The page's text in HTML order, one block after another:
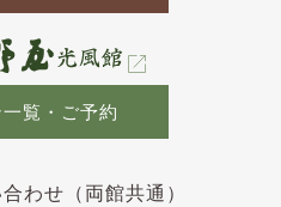
覧・ご予約
わせ（両館共通）